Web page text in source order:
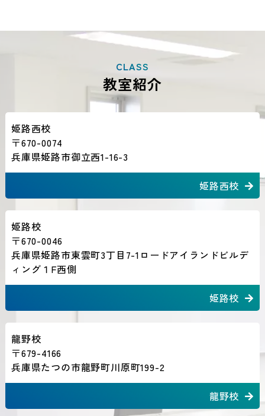
CLASS
教室紹介
姫路西校
〒670-0074
兵庫県姫路市御立西1-16-3
姫路西校
姫路校
〒670-0046
兵庫県姫路市東雲町3丁目7-1ロードアイランドビルデ
ィング１F西側
姫路校
龍野校
〒679-4166
兵庫県たつの市龍野町川原町199-2
龍野校